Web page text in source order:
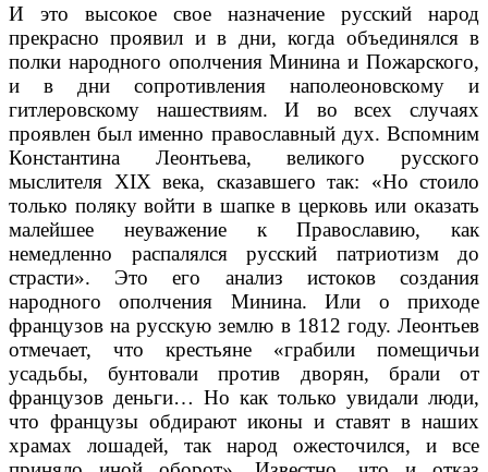
И это высокое свое назначение русский народ
прекрасно проявил и в дни, когда объединялся в
полки народного ополчения Минина и Пожарского,
и в дни сопротивления наполеоновскому и
гитлеровскому нашествиям. И во всех случаях
проявлен был именно православный дух. Вспомним
Константина Леонтьева, великого русского
мыслителя XIX века, сказавшего так: «Но стоило
только поляку войти в шапке в церковь или оказать
малейшее неуважение к Православию, как
немедленно распалялся русский патриотизм до
страсти». Это его анализ истоков создания
народного ополчения Минина. Или о приходе
французов на русскую землю в 1812 году. Леонтьев
отмечает, что крестьяне «грабили помещичьи
усадьбы, бунтовали против дворян, брали от
французов деньги… Но как только увидали люди,
что французы обдирают иконы и ставят в наших
храмах лошадей, так народ ожесточился, и все